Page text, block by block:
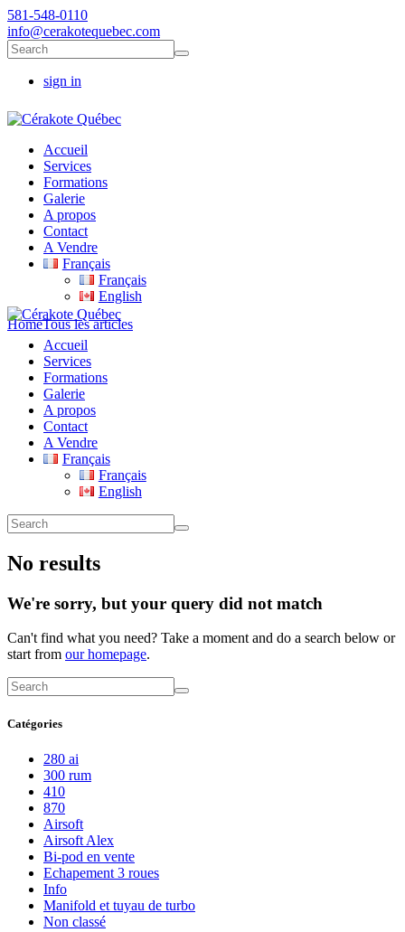
581-548-0110
info@cerakotequebec.com
sign in
Accueil
Services
Formations
Galerie
A propos
Contact
A Vendre
Français
Français
English
HomeTous les articles
Accueil
Services
Formations
Galerie
A propos
Contact
A Vendre
Français
Français
English
No results
We're sorry, but your query did not match
Can't find what you need? Take a moment and do a search below or
start from our homepage.
Catégories
280 ai
300 rum
410
870
Airsoft
Airsoft Alex
Bi-pod en vente
Echapement 3 roues
Info
Manifold et tuyau de turbo
Non classé